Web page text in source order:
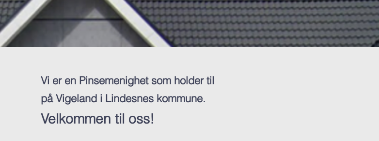
Vi er en Pinsemenighet som holder til
på Vigeland i Lindesnes kommune.
Velkommen til oss!